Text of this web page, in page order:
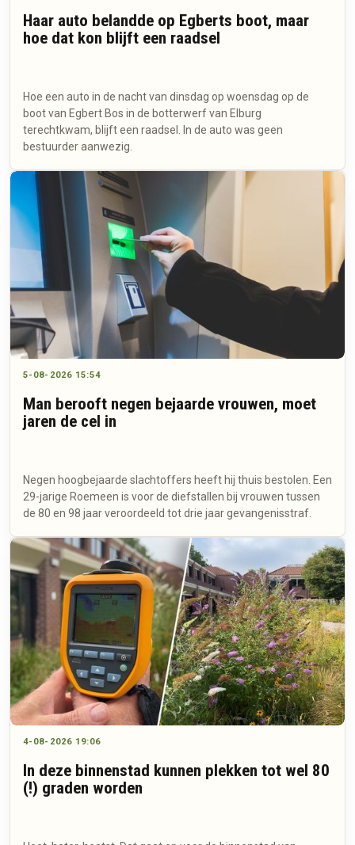
Haar auto belandde op Egberts boot, maar
hoe dat kon blijft een raadsel
Hoe een auto in de nacht van dinsdag op woensdag op de
boot van Egbert Bos in de botterwerf van Elburg
terechtkwam, blijft een raadsel. In de auto was geen
bestuurder aanwezig.
5-08-2026 15:54
Man berooft negen bejaarde vrouwen, moet
jaren de cel in
Negen hoogbejaarde slachtoffers heeft hij thuis bestolen. Een
29-jarige Roemeen is voor de diefstallen bij vrouwen tussen
de 80 en 98 jaar veroordeeld tot drie jaar gevangenisstraf.
4-08-2026 19:06
In deze binnenstad kunnen plekken tot wel 80
(!) graden worden